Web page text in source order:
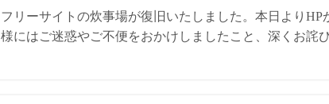
フリーサイトの炊事場が復旧いたしました。本日より
様にはご迷惑やご不便をおかけしましたこと、深くお詫